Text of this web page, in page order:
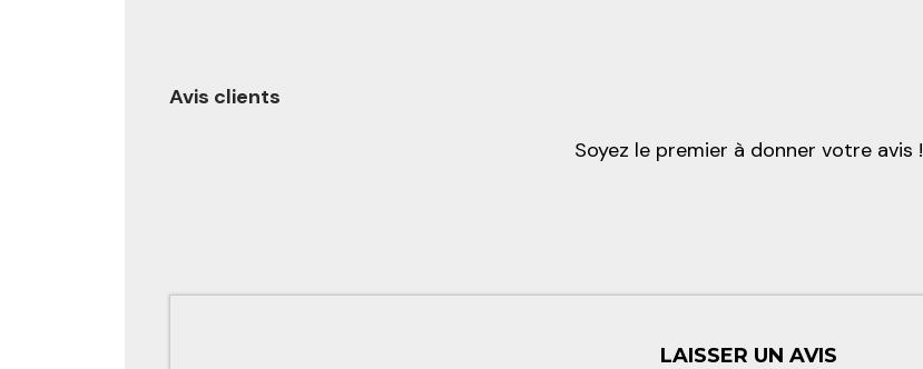
Avis clients
Soyez le premier à donner votre avis !
LAISSER UN AVIS